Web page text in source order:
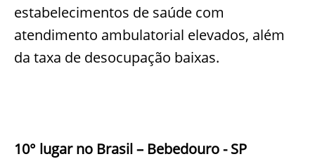
estabelecimentos de saúde com
atendimento ambulatorial elevados, além
da taxa de desocupação baixas.
10° lugar no Brasil – Bebedouro - SP